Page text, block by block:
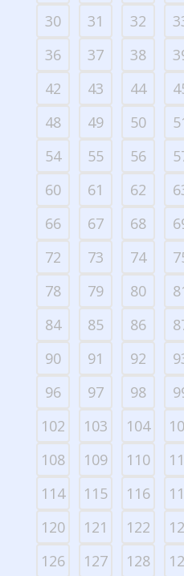
30
31 32
36
37 38
42
43 44
48
49 50
54
55 56
60
61 62
66
67 68
72
73 74
78
79 80
84
85 86
90
91 92
96
97 98
102
103 104
108
109 110
114
115 116
120
121 122
126
127 128